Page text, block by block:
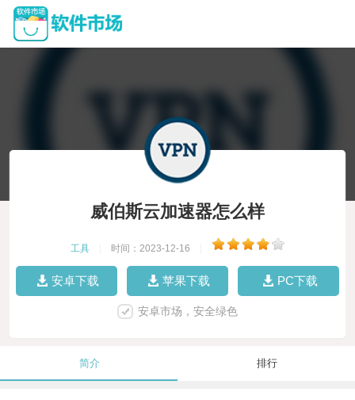
威伯斯云加速器怎么样
工具 时间：2023-12-16
安卓下载 苹果下载 PC下载
安卓市场，安全绿色
简介 排行